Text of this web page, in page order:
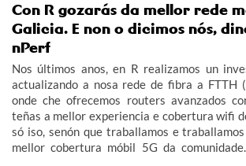
Con R gozarás da mellor rede
Galicia. E non o dicimos nós,
nPerf
Nos últimos anos, en R realizamos un
actualizando a nosa rede de fibra a FTTH
onde che ofrecemos routers avanzados
teñas a mellor experiencia e cobertura wifi
só iso, senón que traballamos e
mellor cobertura móbil 5G da